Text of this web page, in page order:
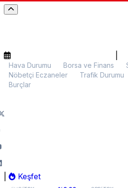
Hava Durumu Borsa ve Finans
Nöbetçi Eczaneler
Trafik Durumu
Burçlar
Keşfet